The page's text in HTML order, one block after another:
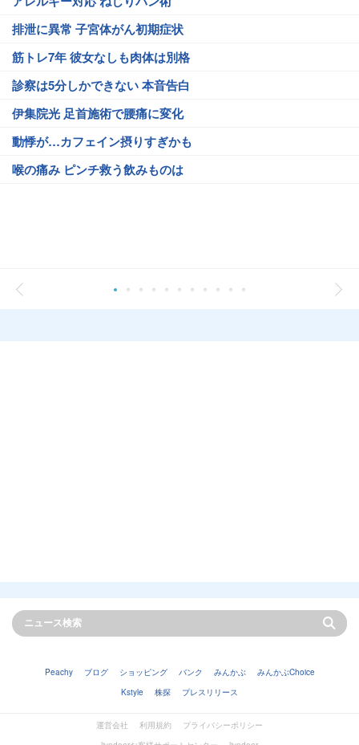
排泄に異常 子宮体がん初期症状
筋トレ7年 彼女なしも肉体は別格
診察は5分しかできない 本音告白
伊集院光 足首施術で腰痛に変化
動悸が…カフェイン摂りすぎかも
喉の痛み ピンチ救う飲みものは
Peachy ブログ ショッピング バンク みんかぶ
みんかぶChoice
Kstyle
株探 プレスリリース
運営会社 利用規約
プライバシーポリシー